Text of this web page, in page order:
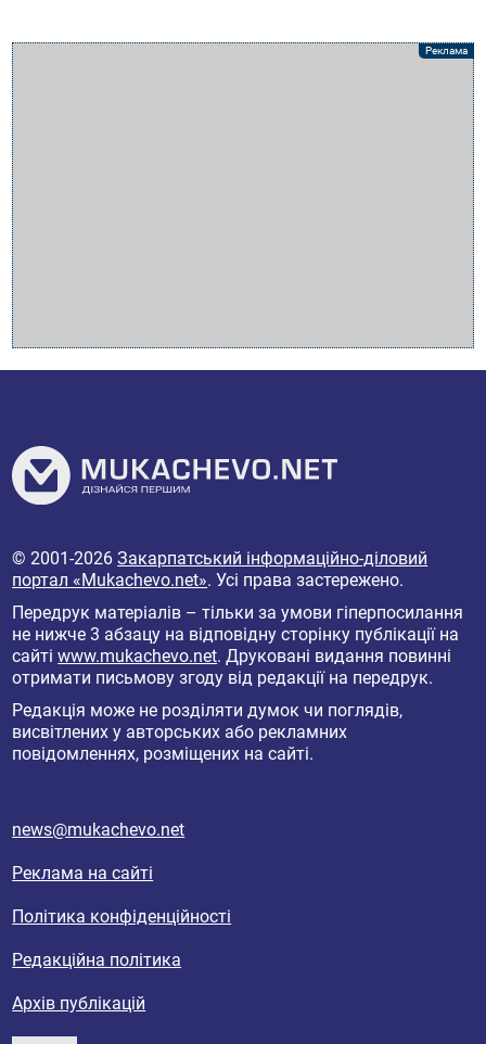
© 2001-2026Закарпатський інформаційно-діловий
портал «Mukachevo.net». Усі права застережено.
Передрук матеріалів – тільки за умови гіперпосилання
не нижче 3 абзацу на відповідну сторінку публікації на
сайтіwww.mukachevo.net. Друковані видання повинні
отримати письмову згоду від редакції на передрук.
Редакція може не розділяти думок чи поглядів,
висвітлених у авторських або рекламних
повідомленнях, розміщених на сайті.
news@mukachevo.net
Реклама на сайті
Політика конфіденційності
Редакційна політика
Архів публікацій